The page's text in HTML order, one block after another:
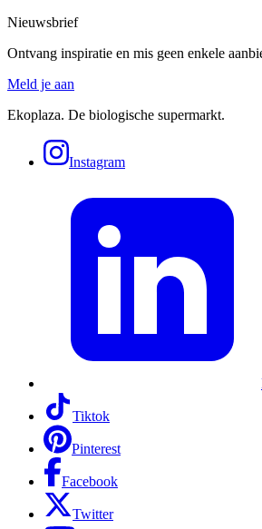
Nieuwsbrief
Ontvang inspiratie en mis geen enkele
Meld je aan
Ekoplaza. De biologische supermarkt.
Instagram
Tiktok
Pinterest
Facebook
Twitter